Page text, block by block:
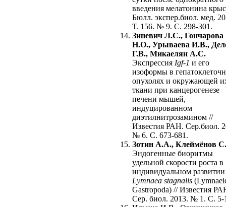
введения мелатонина
Бюлл. экспер.биол. мед.
Т. 156. № 9. С. 298-301.
Зиневич Л.С., Гончарова
Н.О., Урываева И.В.,
Г.В., Микаелян А.С.
Экспрессия Igf-1 и его
изоформы в
опухолях и окружающей
ткани при канцерогенезе
печени мышей,
индуцированном
диэтилнитрозамином //
Известия РАН. Сер.биол.
№ 6. С. 673-681.
Зотин А.А., Клеймёнов
Эндогенные биоритмы
удельной скорости роста в
индивидуальном развитии
Lymnaea stagnalis
Gastropoda) // Известия
Сер. биол. 2013. № 1. С. 5-